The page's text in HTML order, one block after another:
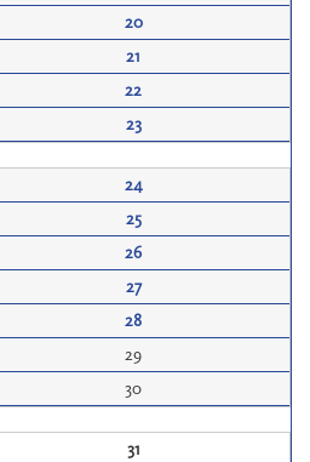
20
21
22
23
24
25
26
27
28
29
30
31